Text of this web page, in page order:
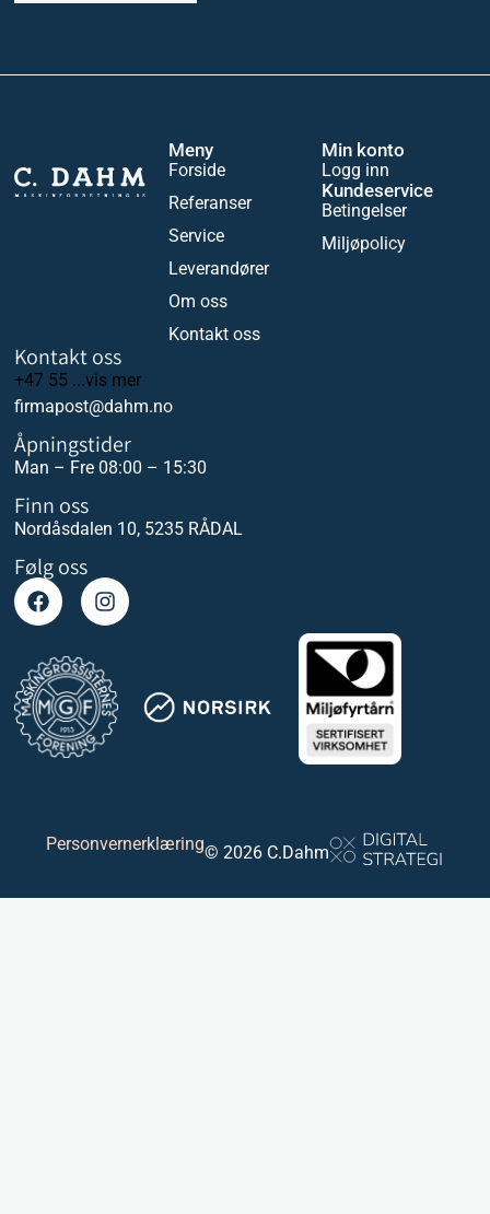
Meny
Forside
Referanser
Service
Leverandører
Om oss
Kontakt oss
Min konto
Logg inn
Kundeservice
Betingelser
Miljøpolicy
Kontakt oss
+47 55 ...vis mer
firmapost@dahm.no
Åpningstider
Man – Fre 08:00 – 15:30
Finn oss
Nordåsdalen 10, 5235 RÅDAL
Følg oss
Personvernerklæring© 2026 C.Dahm